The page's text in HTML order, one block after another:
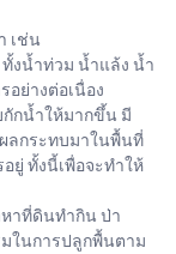
เช่น
งน้ำท่วม น้ำแล้ง น้ำ
อย่างต่อเนื่อง
กักน้ำให้มากขึ้น มี
ลกระทบมาในพื้นที่
ยู่ ทั้งนี้เพื่อจะทำให้
หาที่ดินทำกิน ป่า
ในการปลูกพื้นตาม